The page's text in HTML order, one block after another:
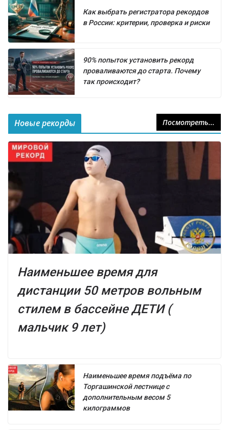
Как выбрать регистратора рекордов
в России: критерии, проверка и риски
90% попыток установить рекорд
проваливаются до старта. Почему
так происходит?
Новые рекорды Посмотреть...
Наименьшее время для
дистанции 50 метров вольным
стилем в бассейне ДЕТИ (
мальчик 9 лет)
Наименьшее время подъёма по
Торгашинской лестнице с
дополнительным весом 5
килограммов